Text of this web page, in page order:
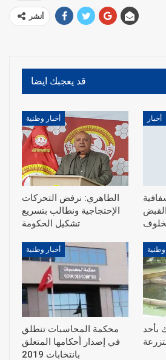
أنشر
قد يعجبك ايضا
أخبار وطنية
الطاهري: نرفض التحركات
الإحتجاجية ونطالب بتسريع
أخبار
أخبار وطنية
محكمة المحاسبات تنطلق
في إصدار أحكامها المتعلق
بانتخابات 2019
وطنية
بأحد